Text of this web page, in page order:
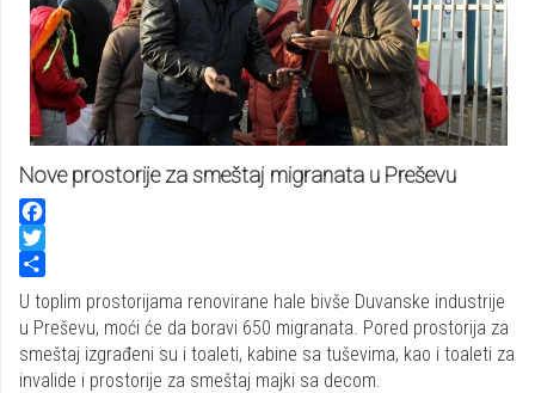
Nove prostorije za smeštaj migranata u Preševu
Facebook
Twitter
Share
U toplim prostorijama renovirane hale bivše Duvanske industrije
u Preševu, moći će da boravi 650 migranata. Pored prostorija za
smeštaj izgrađeni su i toaleti, kabine sa tuševima, kao i toaleti za
invalide i prostorije za smeštaj majki sa decom.